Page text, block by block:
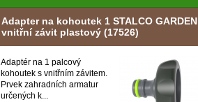
Adapter na kohoutek 1 STALCO GARDEN
vnitřní závit plastový (17526)
Adaptér na 1 palcový
kohoutek s vnitřním závitem.
Prvek zahradních armatur
určených k...